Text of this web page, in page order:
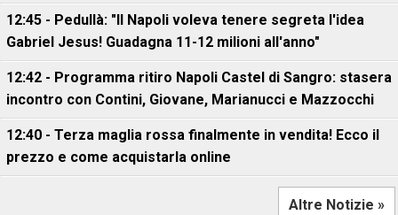
12:45 - Pedullà: "Il Napoli voleva tenere segreta l'idea
Gabriel Jesus! Guadagna 11-12 milioni all'anno"
12:42 - Programma ritiro Napoli Castel di Sangro: stasera
incontro con Contini, Giovane, Marianucci e Mazzocchi
12:40 - Terza maglia rossa finalmente in vendita! Ecco il
prezzo e come acquistarla online
Altre Notizie »